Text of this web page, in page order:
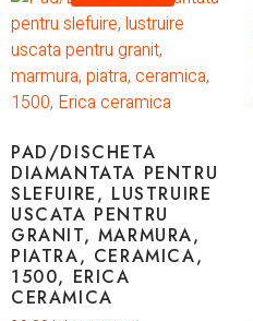
PAD/DISCHETA
DIAMANTATA PENTRU
SLEFUIRE, LUSTRUIRE
USCATA PENTRU
GRANIT, MARMURA,
PIATRA, CERAMICA,
1500, ERICA
CERAMICA